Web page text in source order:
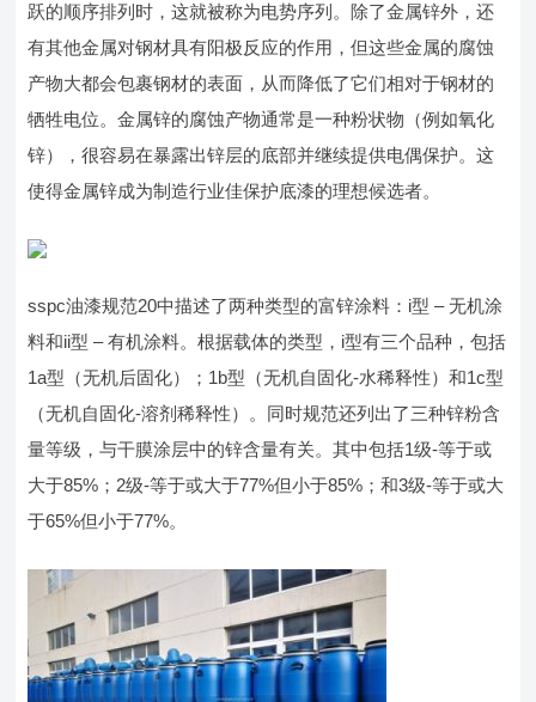
跃的顺序排列时，这就被称为电势序列。除了金属锌外，还
有其他金属对钢材具有阳极反应的作用，但这些金属的腐蚀
产物大都会包裹钢材的表面，从而降低了它们相对于钢材的
牺牲电位。金属锌的腐蚀产物通常是一种粉状物（例如氧化
锌），很容易在暴露出锌层的底部并继续提供电偶保护。这
使得金属锌成为制造行业佳保护底漆的理想候选者。
sspc油漆规范20中描述了两种类型的富锌涂料：i型 – 无机涂
料和ii型 – 有机涂料。根据载体的类型，i型有三个品种，包括
1a型（无机后固化）；1b型（无机自固化-水稀释性）和1c型
（无机自固化-溶剂稀释性）。同时规范还列出了三种锌粉含
量等级，与干膜涂层中的锌含量有关。其中包括1级-等于或
大于85%；2级-等于或大于77%但小于85%；和3级-等于或大
于65%但小于77%。